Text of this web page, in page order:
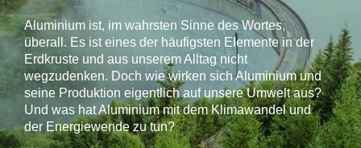
Aluminium ist, im wahrsten Sinne des Wortes,
überall. Es ist eines der häufigsten Elemente in der
Erdkruste und aus unserem Alltag nicht
wegzudenken. Doch wie wirken sich Aluminium und
seine Produktion eigentlich auf unsere Umwelt aus?
Und was hat Aluminium mit dem Klimawandel und
der Energiewende zu tun?